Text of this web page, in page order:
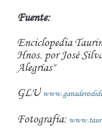
Fuente:
Enciclopedia
Hnos. por José
Alegrías"
GLU
Fotografía: